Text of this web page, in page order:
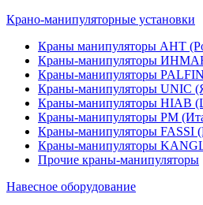
Крано-манипуляторные установки
Краны манипуляторы АНТ
Краны-манипуляторы
Краны-манипуляторы
Краны-манипуляторы UNIC
Краны-манипуляторы HIAB
Краны-манипуляторы PM
Краны-манипуляторы FASSI
Краны-манипуляторы
Прочие краны-манипуляторы
Навесное оборудование